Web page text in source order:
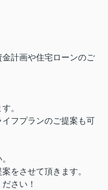
計画や住宅ローンのご
。
フプランのご提案も可
をさせて頂きます。
さい！